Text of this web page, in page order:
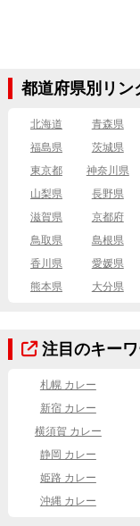
都道府県別リン
北海道 青森県
福島県
茨城県
東京都
神奈川県
山梨県
長野県
滋賀県
京都府
鳥取県
島根県
香川県
愛媛県
熊本県
大分県
注目のキー
札幌 カレー
新宿 カレー
横須賀 カレー
静岡 カレー
姫路 カレー
沖縄 カレー